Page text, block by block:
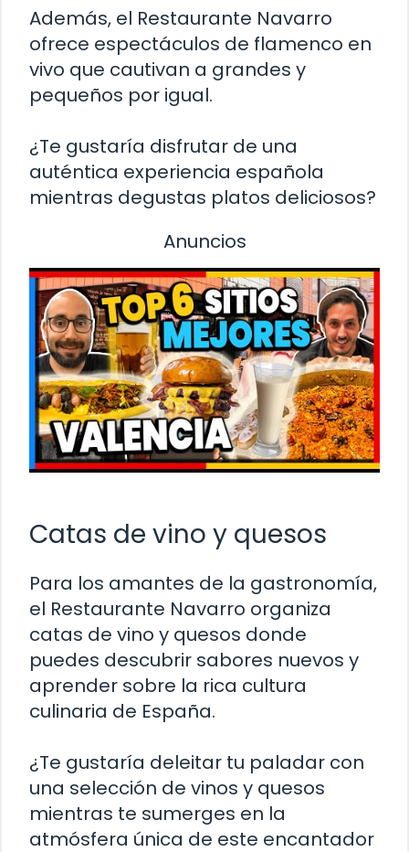
Además, el Restaurante Navarro
ofrece espectáculos de flamenco en
vivo que cautivan a grandes y
pequeños por igual.
¿Te gustaría disfrutar de una
auténtica experiencia española
mientras degustas platos deliciosos?
Anuncios
Catas de vino y quesos
Para los amantes de la gastronomía,
el Restaurante Navarro organiza
catas de vino y quesos donde
puedes descubrir sabores nuevos y
aprender sobre la rica cultura
culinaria de España.
¿Te gustaría deleitar tu paladar con
una selección de vinos y quesos
mientras te sumerges en la
atmósfera única de este encantador